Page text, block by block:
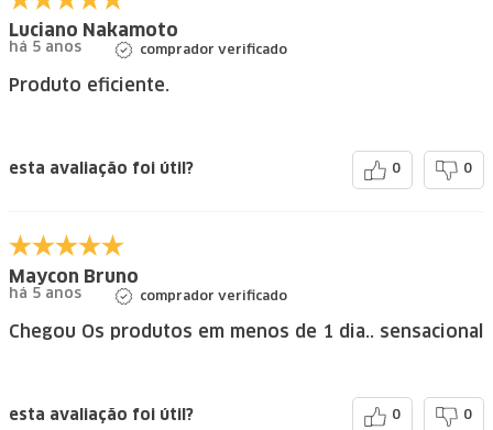
Luciano Nakamoto
há 5 anos comprador verificado
Produto eficiente.
esta avaliação foi útil? 0 0
Maycon Bruno
há 5 anos comprador verificado
Chegou Os produtos em menos de 1 dia.. sensacional
esta avaliação foi útil? 0 0